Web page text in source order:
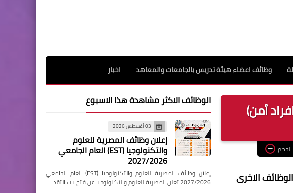
وظائف اعضاء هيئة تدريس بالجامعات والمعاهد اخبار
أمن)
الحجم
الاخرى
الوظائف الاكثر مشاهدة هذا الاسبوع
03 أغسطس 2026
إعلان وظائف المصرية للعلوم
والتكنولوجيا (EST) العام الجامعي
2027/2026
إعلان وظائف المصرية للعلوم والتكنولوجيا (EST) العام الجامعي
2027/2026 تعلن المصرية للعلوم والتكنولوجيا عن فتح باب التقد…